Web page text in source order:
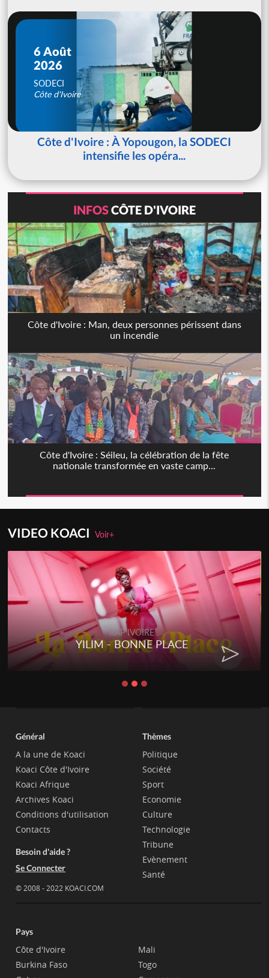
6 Août
2026
SODECI
Côte d'Ivoire
Côte d'Ivoire : À Yopougon, la SODECI
intensifie les opéra...
INFOSCÔTE D'IVOIRE
Côte d'Ivoire : Man, deux personnes périssent dans
un incendie
Côte d'Ivoire : Séileu, la célébration de la fête
nationale transformée en vaste camp...
VIDEO KOACIVoir+
RAP IVOIRE
YILIM - BONNE PLACE
Général
A la une de Koaci
Koaci Côte d'Ivoire
Koaci Afrique
Archives Koaci
Conditions d'utilisation
Contacts
Besoin d'aide ?
Se Connecter
© 2008 - 2022 KOACI.COM
Thèmes
Politique
Société
Sport
Economie
Culture
Technologie
Tribune
Evènement
Santé
Pays
Côte d'Ivoire
Burkina Faso
Mali
Togo